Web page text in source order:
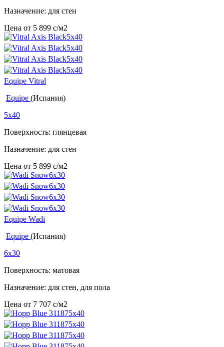
Назначение: для стен
Цена от 5 899 c/м2
Equipe Vitral
Equipe (Испания)
5x40
Поверхность: глянцевая
Назначение: для стен
Цена от 5 899 c/м2
Equipe Wadi
Equipe (Испания)
6x30
Поверхность: матовая
Назначение: для стен, для пола
Цена от 7 707 c/м2